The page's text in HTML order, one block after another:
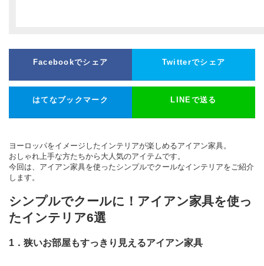
Facebookでシェア Twitterでシェア
はてなブックマーク LINEで送る
ヨーロッパをイメージしたインテリアが楽しめるアイアン家具。
おしゃれ上手な方たちから大人気のアイテムです。
今回は、アイアン家具を使ったシンプルでクールなインテリアをご紹介
します。
シンプルでクールに！アイアン家具を使っ
たインテリア6選
1．狭いお部屋もすっきり見えるアイアン家具